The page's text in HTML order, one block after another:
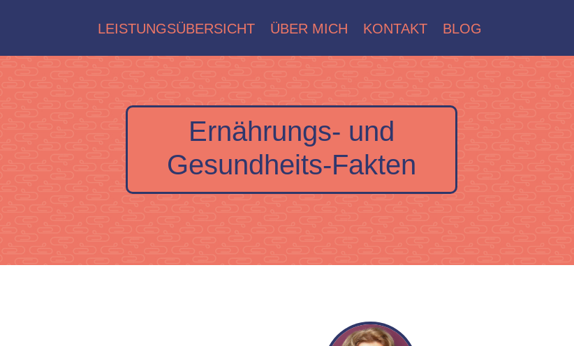
LEISTUNGSÜBERSICHT ÜBER MICH KONTAKT BLOG
Ernährungs- und
Gesundheits-Fakten